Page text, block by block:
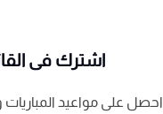
اشترك فى
احصل على مواعيد المباريات